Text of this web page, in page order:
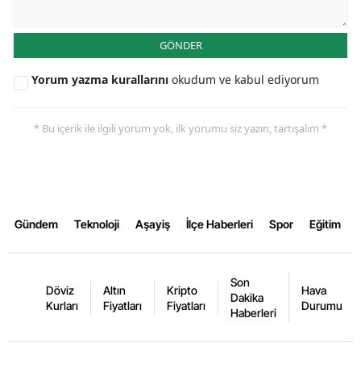
Samsun
Sivas
Trabzon
Şanlıurfa
GÖNDER
Yorum yazma kurallarını okudum ve kabul ediyorum
* Bu içerik ile ilgili yorum yok, ilk yorumu siz yazın, tartışalım *
Gündem Teknoloji Aşayiş İlçe Haberleri Spor Eğitim
Döviz
Kurları
Altın
Fiyatları
Kripto
Fiyatları
Son
Dakika
Haberleri
Hava
Durumu